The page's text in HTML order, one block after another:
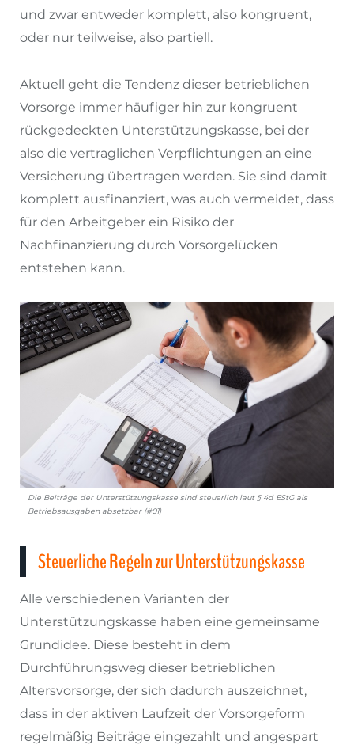
und zwar entweder komplett, also kongruent,
oder nur teilweise, also partiell.
Aktuell geht die Tendenz dieser betrieblichen
Vorsorge immer häufiger hin zur kongruent
rückgedeckten Unterstützungskasse, bei der
also die vertraglichen Verpflichtungen an eine
Versicherung übertragen werden. Sie sind damit
komplett ausfinanziert, was auch vermeidet, dass
für den Arbeitgeber ein Risiko der
Nachfinanzierung durch Vorsorgelücken
entstehen kann.
Die Beiträge der Unterstützungskasse sind steuerlich laut § 4d EStG als
Betriebsausgaben absetzbar (#01)
Steuerliche Regeln zur Unterstützungskasse
Alle verschiedenen Varianten der
Unterstützungskasse haben eine gemeinsame
Grundidee. Diese besteht in dem
Durchführungsweg dieser betrieblichen
Altersvorsorge, der sich dadurch auszeichnet,
dass in der aktiven Laufzeit der Vorsorgeform
regelmäßig Beiträge eingezahlt und angespart